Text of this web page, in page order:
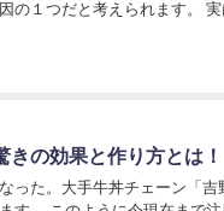
の１つだと考えられます。
の効果と作り方とは！
った。大手牛丼チェーン「吉